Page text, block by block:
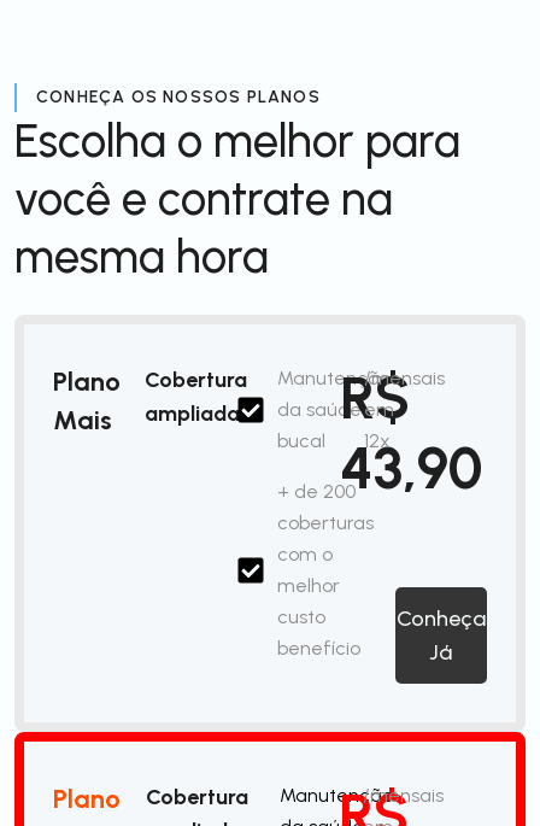
CONHEÇA OS NOSSOS PLANOS
Escolha o melhor para
você e contrate na
mesma hora
Plano
Mais
Cobertura
ampliada
Manutenção
da saúde
bucal
+ de 200
coberturas
com o
melhor
custo
benefício
R$
43,90
/mensais
em
12x
Conheça
Já
Plano
Cobertura
Manutenção/mensais